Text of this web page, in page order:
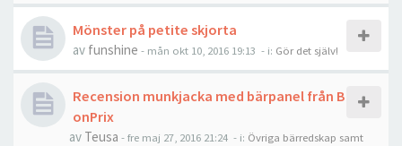
Mönster på petite skjorta
av funshine - mån okt 10, 2016 19:13 - i: Gör det själv!
Recension munkjacka med bärpanel från B
onPrix
av Teusa -fre maj 27, 2016 21:24 - i: Övriga bärredskap samt